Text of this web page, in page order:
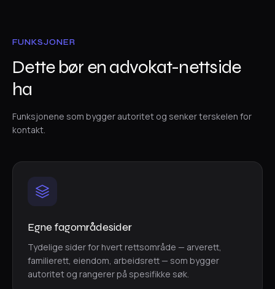
FUNKSJONER
Dette bør en advokat-nettside
ha
Funksjonene som bygger autoritet og senker terskelen for
kontakt.
Egne fagområdesider
Tydelige sider for hvert rettsområde — arverett,
familierett, eiendom, arbeidsrett — som bygger
autoritet og rangerer på spesifikke søk.